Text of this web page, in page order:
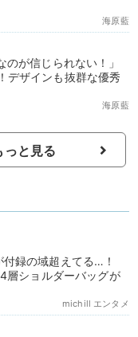
海原藍
のが信じられない！」
デザインも抜群な優秀
海原藍
っと見る
録の域超えてる…！
層ショルダーバッグが
michill エンタメ